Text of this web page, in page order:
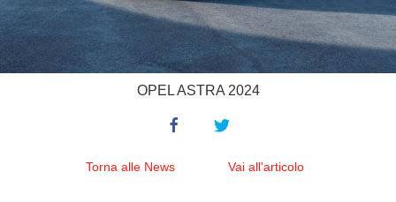
OPEL ASTRA 2024
Torna alle News Vai all'articolo